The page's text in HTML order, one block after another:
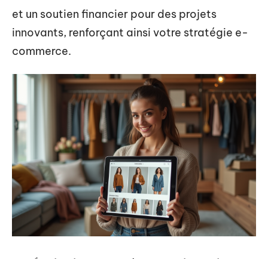
et un soutien financier pour des projets
innovants, renforçant ainsi votre stratégie e-
commerce.